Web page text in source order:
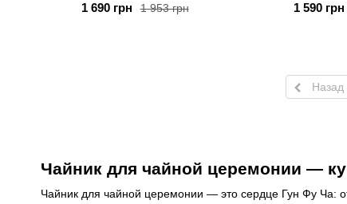
Чайник для чайной церемонии —
Чайник для чайной церемонии — это сердце Гун Фу Ча:
1 953 грн
1 690 грн 1 590 грн
Назад